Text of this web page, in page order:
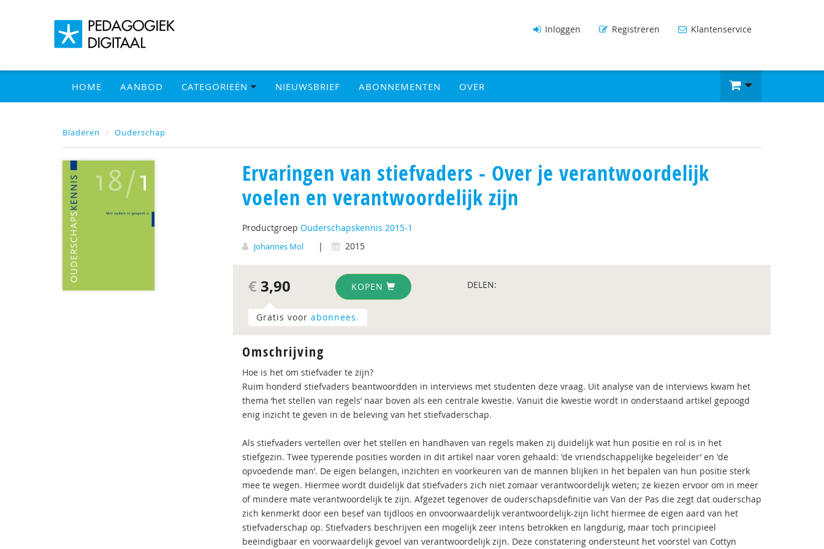
Inloggen Registreren Klantenservice
HOME AANBOD CATEGORIEËN NIEUWSBRIEF ABONNEMENTEN OVER
Bladeren Ouderschap
Ervaringen van stiefvaders - Over je verantwoordelijk
voelen en verantwoordelijk zijn
Productgroep Ouderschapskennis 2015-1
Johannes Mol | 2015
€ 3,90 KOPEN DELEN:
Gratis voor abonnees.
Omschrijving
Hoe is het om stiefvader te zijn?
Ruim honderd stiefvaders beantwoordden in interviews met studenten deze vraag. Uit analyse van de interviews kwam het
thema ‘het stellen van regels’ naar boven als een centrale kwestie. Vanuit die kwestie wordt in onderstaand artikel gepoogd
enig inzicht te geven in de beleving van het stiefvaderschap.
Als stiefvaders vertellen over het stellen en handhaven van regels maken zij duidelijk wat hun positie en rol is in het
stiefgezin. Twee typerende posities worden in dit artikel naar voren gehaald: 'de vriendschappelijke begeleider’ en 'de
opvoedende man’. De eigen belangen, inzichten en voorkeuren van de mannen blijken in het bepalen van hun positie sterk
mee te wegen. Hiermee wordt duidelijk dat stiefvaders zich niet zomaar verantwoordelijk weten; ze kiezen ervoor om in meer
of mindere mate verantwoordelijk te zijn. Afgezet tegenover de ouderschapsdefinitie van Van der Pas die zegt dat ouderschap
zich kenmerkt door een besef van tijdloos en onvoorwaardelijk verantwoordelijk-zijn licht hiermee de eigen aard van het
stiefvaderschap op. Stiefvaders beschrijven een mogelijk zeer intens betrokken en langdurig, maar toch principieel
beëindigbaar en voorwaardelijk gevoel van verantwoordelijk zijn. Deze constatering ondersteunt het voorstel van Cottyn